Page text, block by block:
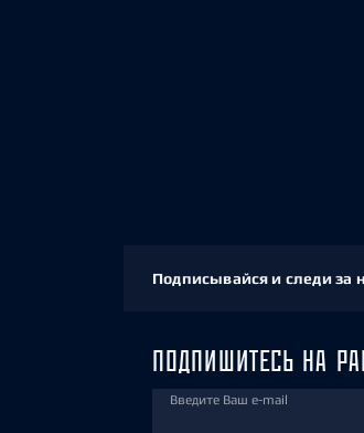
Подписывайся и следи за
ПОДПИШИТЕСЬ НА
Введите Ваш e-mail